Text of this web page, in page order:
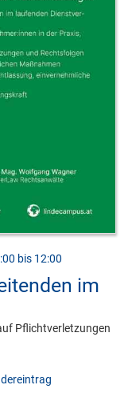
bis 12:00
im
Pflichtverletzungen